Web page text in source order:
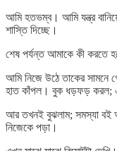
আমি হতভম্ব। আমি যন্ত্র
শাস্তি দিচ্ছে।
শেষ পর্যন্ত আমাকে কী করতে
আমি নিজে উঠে তাকের সামনে
হাত কাঁপল। বুক ধড়ফড় করল;
আর তখনই বুঝলাম; সমস্যা বই
নিজেকে পড়া।